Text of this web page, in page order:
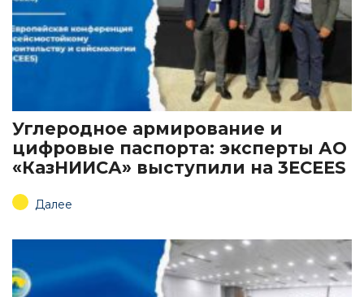
Углеродное армирование и
цифровые паспорта: эксперты АО
«КазНИИСА» выступили на 3ECEES
Далее